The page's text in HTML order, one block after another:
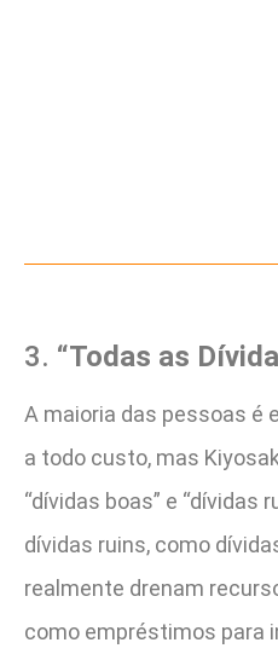
3. “Todas as
A maioria das pessoas é
a todo custo, mas
“dívidas boas” e “dívidas
dívidas ruins, como
realmente drenam
como empréstimos para